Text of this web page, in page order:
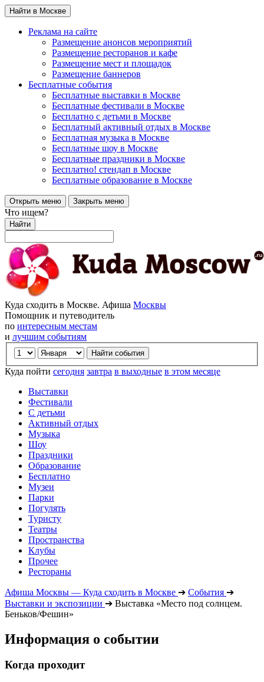
Найти в Москве
Реклама на сайте
Размещение анонсов мероприятий
Размещение ресторанов и кафе
Размещение мест и площадок
Размещение баннеров
Бесплатные события
Бесплатные выставки в Москве
Бесплатные фестивали в Москве
Бесплатно с детьми в Москве
Бесплатный активный отдых в Москве
Бесплатная музыка в Москве
Бесплатные шоу в Москве
Бесплатные праздники в Москве
Бесплатно! стендап в Москве
Бесплатные образование в Москве
Открыть меню Закрыть меню
Что ищем?
Найти
Куда сходить в Москве. Афиша Москвы
Помощник и путеводитель
по интересным местам
и лучшим событиям
Куда пойти сегодня завтра в выходные в этом месяце
Выставки
Фестивали
С детьми
Активный отдых
Музыка
Шоу
Праздники
Образование
Бесплатно
Музеи
Парки
Погулять
Туристу
Театры
Пространства
Клубы
Прочее
Рестораны
Афиша Москвы — Куда сходить в Москве ➔ События ➔
Выставки и экспозиции ➔ Выставка «Место под солнцем.
Беньков/Фешин»
Информация о событии
Когда проходит